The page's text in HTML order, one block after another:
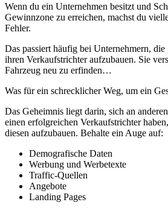
Wenn du ein Unternehmen besitzt und
Gewinnzone zu erreichen, machst du
Fehler.
Das passiert häufig bei Unternehmern, die
ihren Verkaufstrichter aufzubauen. Sie
Fahrzeug neu zu erfinden…
Was für ein schrecklicher Weg, um ein
Das Geheimnis liegt darin, sich an
einen erfolgreichen Verkaufstrichter
diesen aufzubauen. Behalte ein Auge auf:
Demografische Daten
Werbung und Werbetexte
Traffic-Quellen
Angebote
Landing Pages